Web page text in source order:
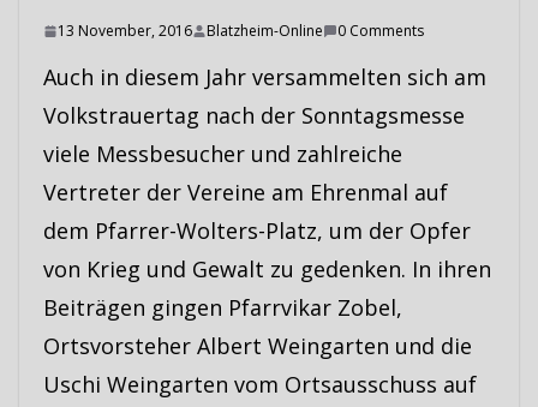
13 November, 2016 Blatzheim-Online 0 Comments
Auch in diesem Jahr versammelten sich am
Volkstrauertag nach der Sonntagsmesse
viele Messbesucher und zahlreiche
Vertreter der Vereine am Ehrenmal auf
dem Pfarrer-Wolters-Platz, um der Opfer
von Krieg und Gewalt zu gedenken. In ihren
Beiträgen gingen Pfarrvikar Zobel,
Ortsvorsteher Albert Weingarten und die
Uschi Weingarten vom Ortsausschuss auf